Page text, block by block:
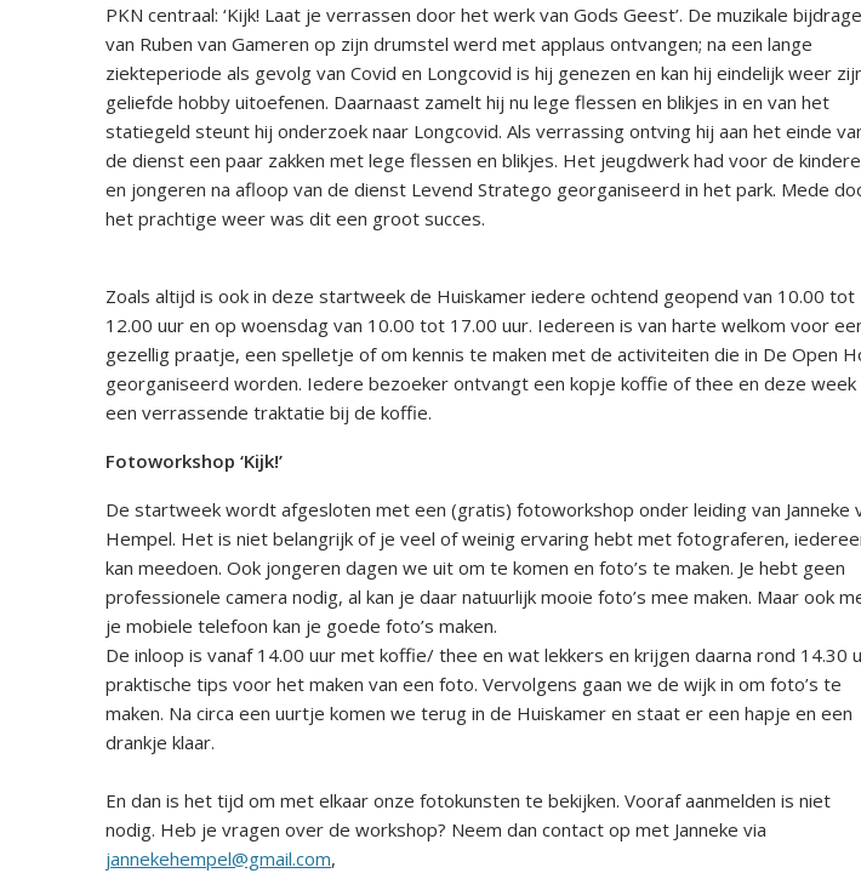
PKN centraal: ‘Kijk! Laat je verrassen door het werk van Gods Geest’. De muzikale bijdrage
van Ruben van Gameren op zijn drumstel werd met applaus ontvangen; na een lange
ziekteperiode als gevolg van Covid en Longcovid is hij genezen en kan hij eindelijk weer
geliefde hobby uitoefenen. Daarnaast zamelt hij nu lege flessen en blikjes in en van het
statiegeld steunt hij onderzoek naar Longcovid. Als verrassing ontving hij aan het einde
de dienst een paar zakken met lege flessen en blikjes. Het jeugdwerk had voor de
en jongeren na afloop van de dienst Levend Stratego georganiseerd in het park. Mede
het prachtige weer was dit een groot succes.
Zoals altijd is ook in deze startweek de Huiskamer iedere ochtend geopend van 10.00 tot
12.00 uur en op woensdag van 10.00 tot 17.00 uur. Iedereen is van harte welkom voor
gezellig praatje, een spelletje of om kennis te maken met de activiteiten die in De Open
georganiseerd worden. Iedere bezoeker ontvangt een kopje koffie of thee en deze week
een verrassende traktatie bij de koffie.
Fotoworkshop ‘Kijk!’
De startweek wordt afgesloten met een (gratis) fotoworkshop onder leiding van Janneke
Hempel. Het is niet belangrijk of je veel of weinig ervaring hebt met fotograferen,
kan meedoen. Ook jongeren dagen we uit om te komen en foto’s te maken. Je hebt geen
professionele camera nodig, al kan je daar natuurlijk mooie foto’s mee maken. Maar ook
je mobiele telefoon kan je goede foto’s maken.
De inloop is vanaf 14.00 uur met koffie/ thee en wat lekkers en krijgen daarna rond 14.30
praktische tips voor het maken van een foto. Vervolgens gaan we de wijk in om foto’s te
maken. Na circa een uurtje komen we terug in de Huiskamer en staat er een hapje en een
drankje klaar.
En dan is het tijd om met elkaar onze fotokunsten te bekijken. Vooraf aanmelden is niet
nodig. Heb je vragen over de workshop? Neem dan contact op met Janneke via
jannekehempel@gmail.com,